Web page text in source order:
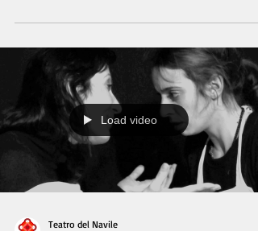
Load video
Teatro del Navile